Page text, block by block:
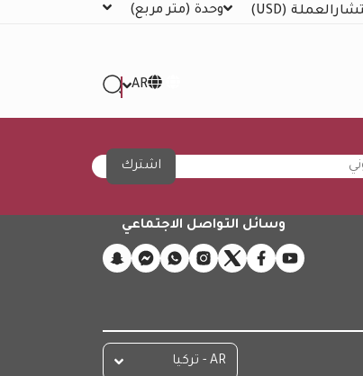
العملة (USD) وحدة (متر مربع)
AR
اشترك
وسائل التواصل الاجتماعي
AR - تركيا